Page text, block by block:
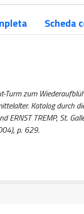
Scheda
zum
Katalog
ERNST TREMP, St.
p. 629.